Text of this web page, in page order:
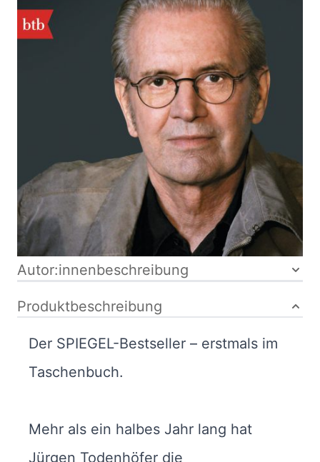
Mein Traum vom Frieden
Jürgen Todenhöfer
Verlag: btb
09.02.2015
464 Seiten
kartoniert
ISBN: 978-3-
442-74866-2
Bibliografische Daten
Autor:innenbeschreibung
Produktbeschreibung
Der SPIEGEL-Bestseller – erstmals im
Taschenbuch.
Mehr als ein halbes Jahr lang hat
Jürgen Todenhöfer die